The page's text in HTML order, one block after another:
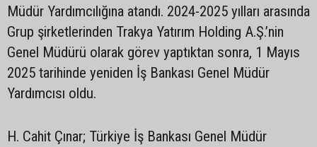
Müdür Yardımcılığına atandı. 2024-2025 yılları arasında
Grup şirketlerinden Trakya Yatırım Holding A.Ş.’nin
Genel Müdürü olarak görev yaptıktan sonra, 1 Mayıs
2025 tarihinde yeniden İş Bankası Genel Müdür
Yardımcısı oldu.
H. Cahit Çınar; Türkiye İş Bankası Genel Müdür